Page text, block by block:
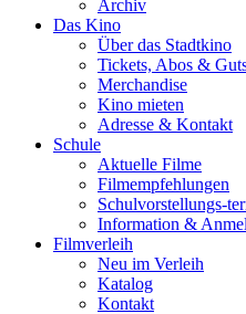
Archiv
Das Kino
Über das Stadtkino
Tickets, Abos &
Merchandise
Kino mieten
Adresse & Kontakt
Schule
Aktuelle Filme
Filmempfehlungen
Schulvorstellungs-
Information &
Filmverleih
Neu im Verleih
Katalog
Kontakt